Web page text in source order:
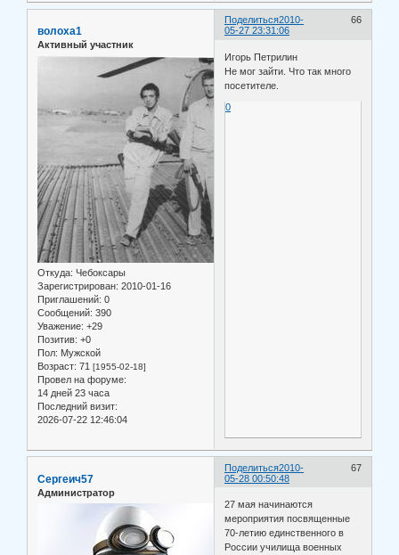
Поделиться 66
2010-
05-27 23:31:06
волоха1
Активный участник
Откуда: Чебоксары
Зарегистрирован: 2010-01-16
Приглашений: 0
Сообщений: 390
Уважение: +29
Позитив: +0
Пол: Мужской
Возраст: 71 [1955-02-18]
Провел на форуме:
14 дней 23 часа
Последний визит:
2026-07-22 12:46:04
Игорь Петрилин
Не мог зайти. Что так много
посетителе.
0
Поделиться 67
2010-
05-28 00:50:48
Сергеич57
Администратор
27 мая начинаются
мероприятия посвященные
70-летию единственного в
России училища военных